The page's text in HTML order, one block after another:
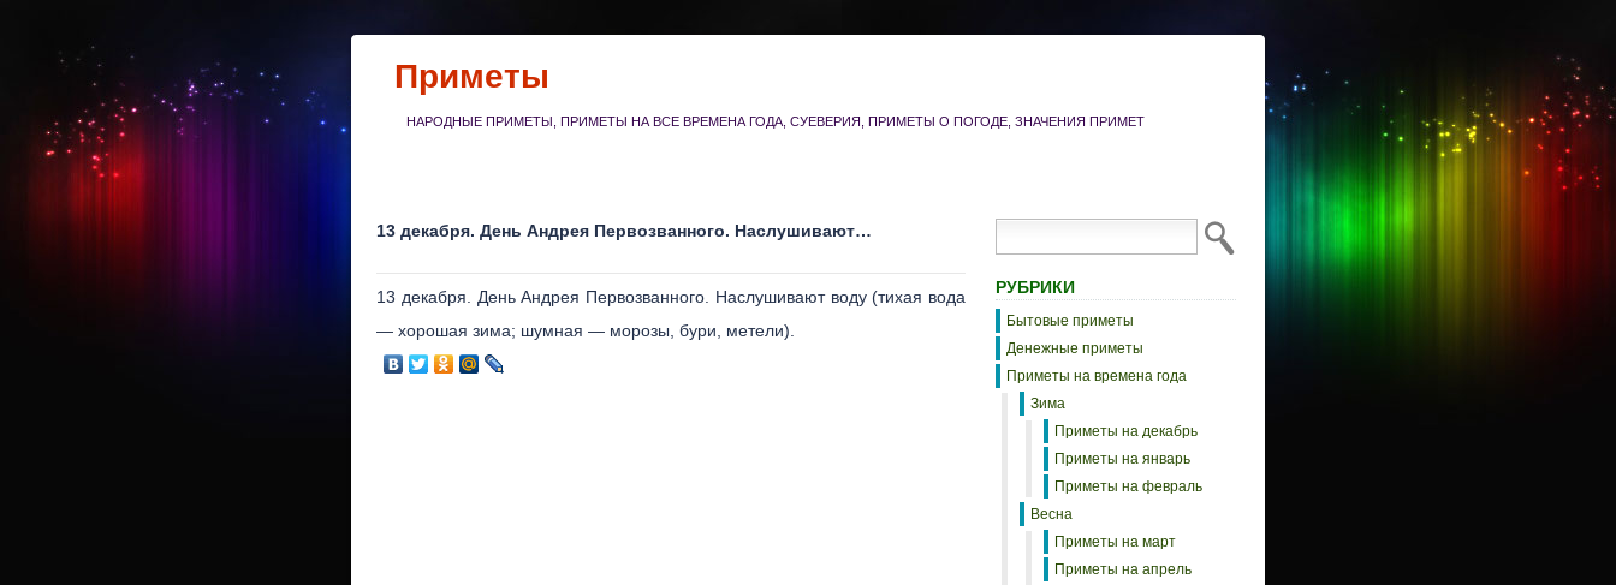
Приметы
НАРОДНЫЕ ПРИМЕТЫ, ПРИМЕТЫ НА ВСЕ ВРЕМЕНА ГОДА, СУЕВЕРИЯ, ПРИМЕТЫ О ПОГОДЕ, ЗНАЧЕНИЯ ПРИМЕТ
13 декабря. День Андрея Первозванного. Наслушивают…
13 декабря. День Андрея Первозванного. Наслушивают воду (тихая вода
— хорошая зима; шумная — морозы, бури, метели).
РУБРИКИ
Бытовые приметы
Денежные приметы
Приметы на времена года
Зима
Приметы на декабрь
Приметы на январь
Приметы на февраль
Весна
Приметы на март
Приметы на апрель